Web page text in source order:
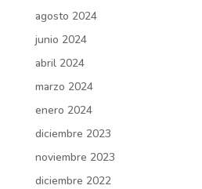
agosto 2024
junio 2024
abril 2024
marzo 2024
enero 2024
diciembre 2023
noviembre 2023
diciembre 2022